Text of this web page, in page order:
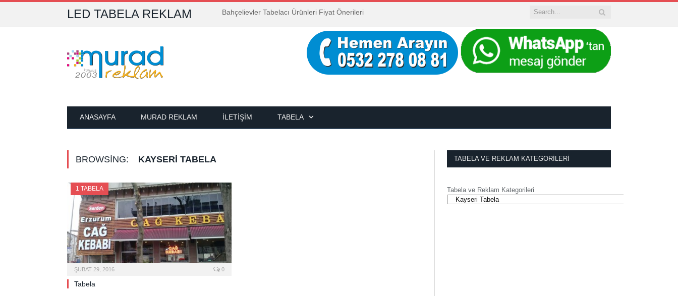
LED TABELA REKLAM Bahçelievler Tabelacı Ürünleri Fiyat Önerileri
ANASAYFA MURAD REKLAM İLETIŞIM TABELA
BROWSING: KAYSERI TABELA
1 TABELA
ŞUBAT 29, 2016 0
Tabela
TABELA VE REKLAM KATEGORILERI
Tabela ve Reklam Kategorileri